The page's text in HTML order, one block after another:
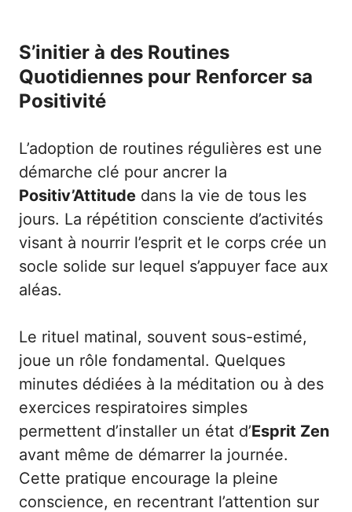
S’initier à des Routines
Quotidiennes pour Renforcer sa
Positivité
L’adoption de routines régulières est une
démarche clé pour ancrer la
Positiv’Attitude dans la vie de tous les
jours. La répétition consciente d’activités
visant à nourrir l’esprit et le corps crée un
socle solide sur lequel s’appuyer face aux
aléas.
Le rituel matinal, souvent sous-estimé,
joue un rôle fondamental. Quelques
minutes dédiées à la méditation ou à des
exercices respiratoires simples
permettent d’installer un état d’Esprit Zen
avant même de démarrer la journée.
Cette pratique encourage la pleine
conscience, en recentrant l’attention sur